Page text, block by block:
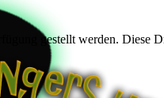
gestellt werden. Diese